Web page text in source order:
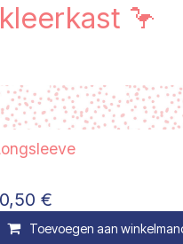
🦩
Compare
€
Toevoegen aan